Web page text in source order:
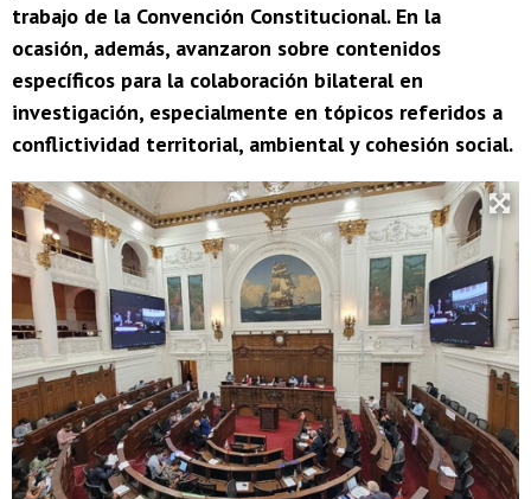
trabajo de la Convención Constitucional. En la
ocasión, además, avanzaron sobre contenidos
específicos para la colaboración bilateral en
investigación, especialmente en tópicos referidos a
conflictividad territorial, ambiental y cohesión social.